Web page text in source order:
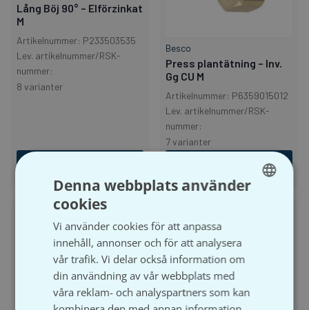
Lång Böj 90° – Elförzinkat
M
Artikelnummer: P233503535
Lev. artikelnummer/RSK-
nummer:
8 varianter
Besco
Press plantätning – Inv.
Gg CU M
Artikelnummer: P6359015012
Lev. artikelnummer/RSK-
nummer:
7 varianter
Besco
Pressback Besco GPT
Denna webbplats använder
cookies
Vi använder cookies för att anpassa
innehåll, annonser och för att analysera
vår trafik. Vi delar också information om
din användning av vår webbplats med
våra reklam- och analyspartners som kan